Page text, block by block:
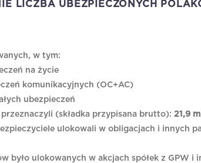
LICZBA UBEZPIECZONYCH
w tym:
na życie
komunikacyjnych (OC+AC)
ubezpieczeń
(składka przypisana brutto): 21,9
ulokowali w obligacjach i innych
było ulokowanych w akcjach spółek z GPW